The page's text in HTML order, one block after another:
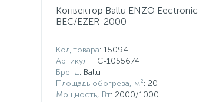
Конвектор Ballu ENZO Eectronic
BEC/EZER-2000
Код товара: 15094
Артикул: НС-1055674
Бренд: Ballu
Площадь обогрева, м²: 20
Мощность, Вт: 2000/1000